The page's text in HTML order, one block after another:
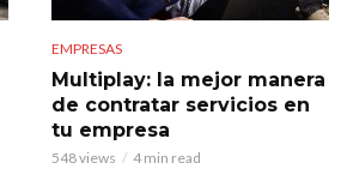
EMPRESAS
Multiplay: la mejor manera
de contratar servicios en
tu empresa
548 views 4 min read